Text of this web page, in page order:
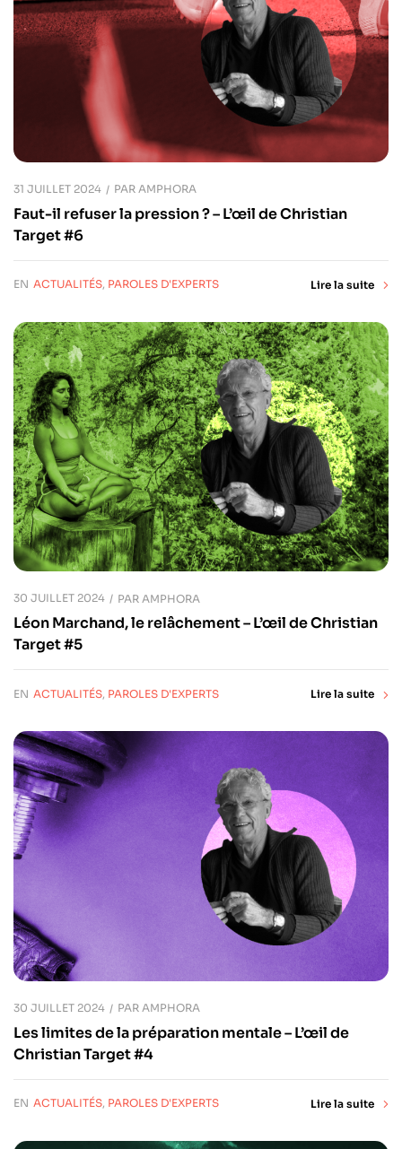
31 JUILLET 2024 PAR AMPHORA
Faut-il refuser la pression ? – L’œil de Christian
Target #6
EN ACTUALITÉS, PAROLES D'EXPERTS Lire la suite
30 JUILLET 2024 PAR AMPHORA
Léon Marchand, le relâchement – L’œil de Christian
Target #5
EN ACTUALITÉS, PAROLES D'EXPERTS Lire la suite
30 JUILLET 2024 PAR AMPHORA
Les limites de la préparation mentale – L’œil de
Christian Target #4
EN ACTUALITÉS, PAROLES D'EXPERTS Lire la suite